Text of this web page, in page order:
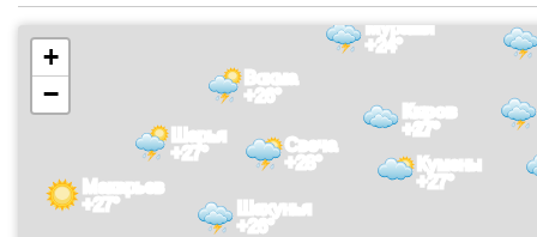
Киров
+27°
Шарья
+27°
Шахунья
+26°
Макарьев
+27°
Мураши
+24°
Кумены
+27°
Свеча
+28°
Вохма
+26°
+
−